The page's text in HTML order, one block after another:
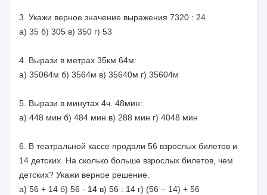
3. Укажи верное значение выражения 7320 : 24
а) 35 б) 305 в) 350 г) 53
4. Вырази в метрах 35км 64м:
а) 35064м б) 3564м в) 35640м г) 35604м
5. Вырази в минутах 4ч. 48мин:
а) 448 мин б) 484 мин в) 288 мин г) 4048 мин
6. В театральной кассе продали 56 взрослых билетов и
14 детских. На сколько больше взрослых билетов, чем
детских? Укажи верное решение.
а) 56 + 14 б) 56 - 14 в) 56 : 14 г) (56 – 14) + 56